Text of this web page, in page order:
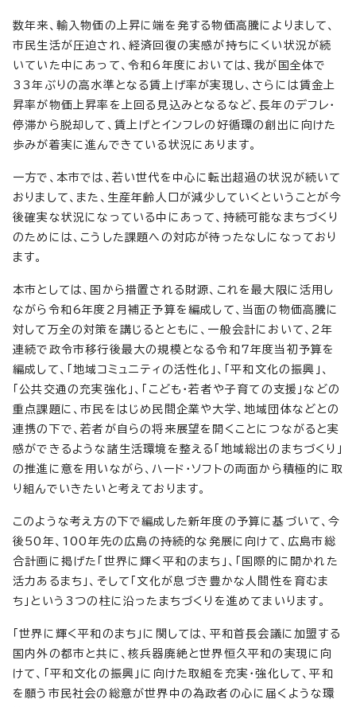
数年来、輸入物価の上昇に端を発する物価高騰によりまして、
市民生活が圧迫され、経済回復の実感が持ちにくい状況が続
いていた中にあって、令和6年度においては、我が国全体で
33年ぶりの高水準となる賃上げ率が実現し、さらには賃金上
昇率が物価上昇率を上回る見込みとなるなど、長年のデフレ・
停滞から脱却して、賃上げとインフレの好循環の創出に向けた
歩みが着実に進んできている状況にあります。
一方で、本市では、若い世代を中心に転出超過の状況が続いて
おりまして、また、生産年齢人口が減少していくということが今
後確実な状況になっている中にあって、持続可能なまちづくり
のためには、こうした課題への対応が待ったなしになっており
ます。
本市としては、国から措置される財源、これを最大限に活用し
ながら令和6年度2月補正予算を編成して、当面の物価高騰に
対して万全の対策を講じるとともに、一般会計において、2年
連続で政令市移行後最大の規模となる令和7年度当初予算を
編成して、「地域コミュニティの活性化」、「平和文化の振興」、
「公共交通の充実強化」、「こども・若者や子育ての支援」などの
重点課題に、市民をはじめ民間企業や大学、地域団体などとの
連携の下で、若者が自らの将来展望を開くことにつながると実
感ができるような諸生活環境を整える「地域総出のまちづくり」
の推進に意を用いながら、ハード・ソフトの両面から積極的に取
り組んでいきたいと考えております。
このような考え方の下で編成した新年度の予算に基づいて、今
後50年、100年先の広島の持続的な発展に向けて、広島市総
合計画に掲げた「世界に輝く平和のまち」、「国際的に開かれた
活力あるまち」、そして「文化が息づき豊かな人間性を育むま
ち」という3つの柱に沿ったまちづくりを進めてまいります。
「世界に輝く平和のまち」に関しては、平和首長会議に加盟する
国内外の都市と共に、核兵器廃絶と世界恒久平和の実現に向
けて、「平和文化の振興」に向けた取組を充実・強化して、平和
を願う市民社会の総意が世界中の為政者の心に届くような環